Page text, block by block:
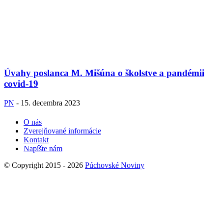
Úvahy poslanca M. Mišúna o školstve a pandémii
covid-19
PN - 15. decembra 2023
O nás
Zverejňované informácie
Kontakt
Napíšte nám
© Copyright 2015 - 2026 Púchovské Noviny